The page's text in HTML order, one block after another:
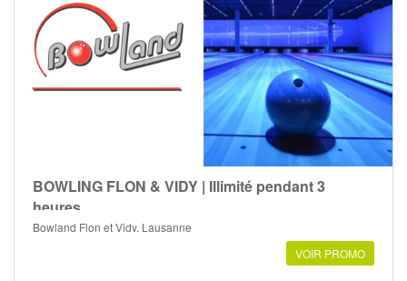
BOWLING FLON & VIDY | Illimité pendant 3
heures
Bowland Flon et Vidy, Lausanne
VOIR PROMO